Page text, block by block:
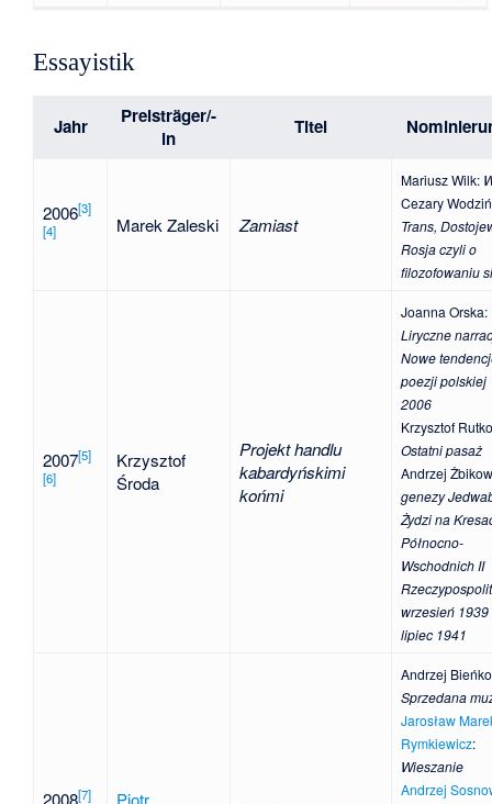
Essayistik
Jahr
Preisträger/-
in
Titel
2006[3]
[4] Marek Zaleski Zamiast
Mariusz Wilk:
Cezary
Trans,
Rosja czyli o
filozofowaniu
2007[5]
[6]
Krzysztof
Środa
Projekt handlu
kabardyńskimi
końmi
Joanna Orska:
Liryczne
Nowe
poezji polskiej
2006
Krzysztof
Ostatni pasaż
Andrzej
genezy
Żydzi na
Północno-
Wschodnich II
wrzesień 1939
lipiec 1941
2008[7]
Piotr
Andrzej
Sprzedana
Jarosław
Rymkiewicz:
Wieszanie
Andrzej